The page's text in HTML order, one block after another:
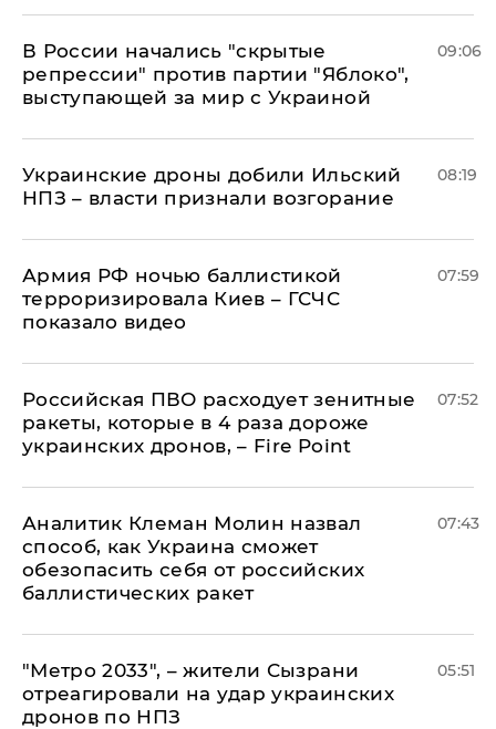
В России начались "скрытые
репрессии" против партии "Яблоко",
выступающей за мир с Украиной
09:06
Украинские дроны добили Ильский
НПЗ – власти признали возгорание
08:19
Армия РФ ночью баллистикой
терроризировала Киев – ГСЧС
показало видео
07:59
Российская ПВО расходует зенитные
ракеты, которые в 4 раза дороже
украинских дронов, – Fire Point
07:52
Аналитик Клеман Молин назвал
способ, как Украина сможет
обезопасить себя от российских
баллистических ракет
07:43
"Метро 2033", – жители Сызрани
отреагировали на удар украинских
дронов по НПЗ
05:51